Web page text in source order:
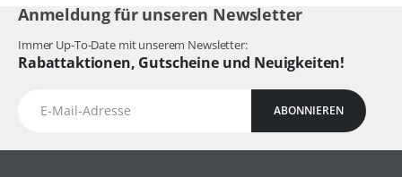
Anmeldung für unseren Newsletter
Immer Up-To-Date mit unserem Newsletter:
Rabattaktionen, Gutscheine und Neuigkeiten!
ABONNIEREN